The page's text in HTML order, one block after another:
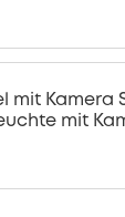
mit Kamera
mit